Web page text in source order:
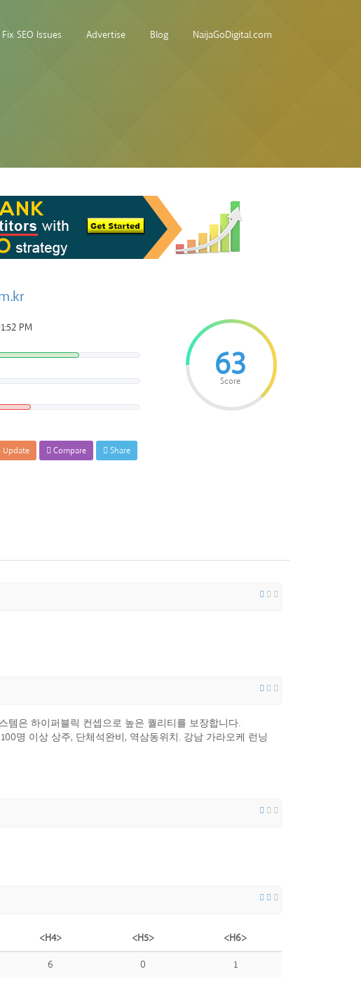
Fix SEO Issues Advertise Blog NaijaGoDigital.com
PM
63
Score
Update Compare Share
템은 하이퍼블릭 컨셉으로 높은 퀄리티를 보장합니다.
명 이상 상주, 단체석완비, 역삼동위치. 강남 가라오케 런닝
<H4> <H5>
<H6>
6 0 1